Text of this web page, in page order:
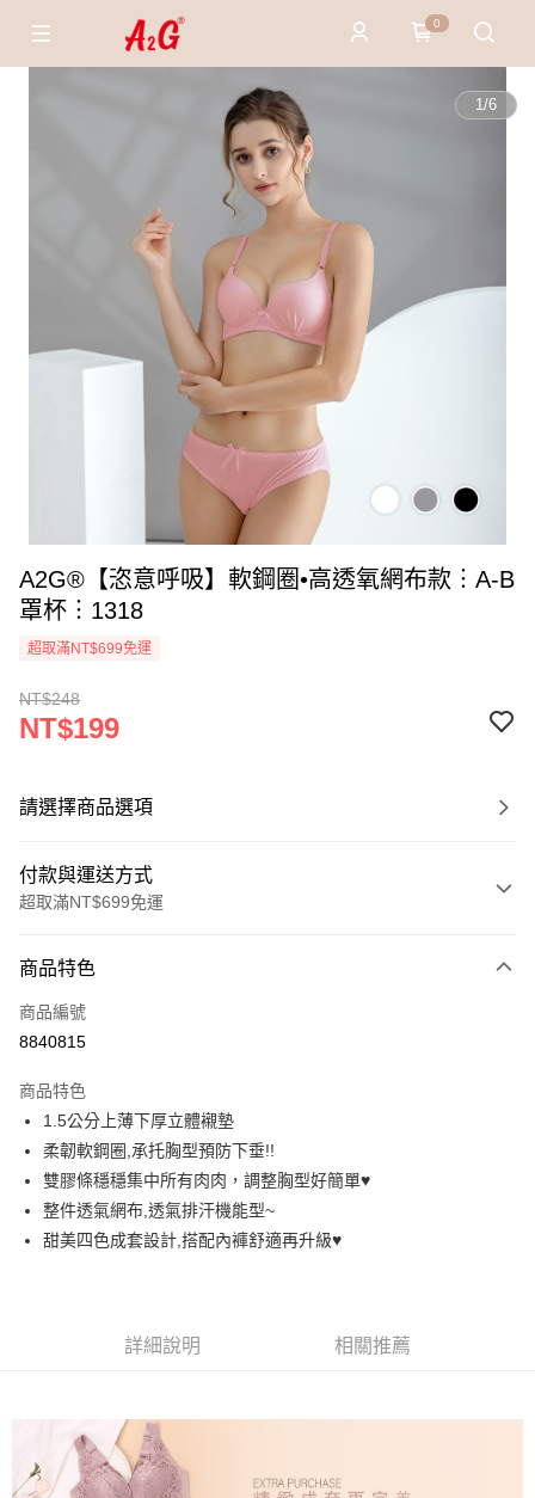
0
1/6
A2G®【恣意呼吸】軟鋼圈•高透氧網布款︙A-B
罩杯︙1318
超取滿NT$699免運
NT$248
NT$199
請選擇商品選項
付款與運送方式
超取滿NT$699免運
信用卡一次付款
超商取貨付款
街口支付
悠遊付
AFTEE先享後付
相關說明
２．便利：只要手機號碼，簡訊認證，即可結帳。
１．於結帳方式選擇「AFTEE先享後付」後，將跳轉至「AFTEE先享後付」
結帳頁面，進行簡訊認證並確認金額後，即可完成結帳。
２．訂單成立數日內，您將收到繳費通知簡訊。
付款後全家取貨
每筆NT$60，滿NT$699(含以上)免運費
商品特色
商品編號
8840815
商品特色
1.5公分上薄下厚立體襯墊
柔韌軟鋼圈,承托胸型預防下垂!!
雙膠條穩穩集中所有肉肉，調整胸型好簡單♥️
整件透氣網布,透氣排汗機能型~
甜美四色成套設計,搭配內褲舒適再升級♥️
詳細說明 相關推薦